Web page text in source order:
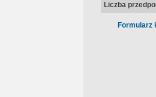
Liczba
Formularz